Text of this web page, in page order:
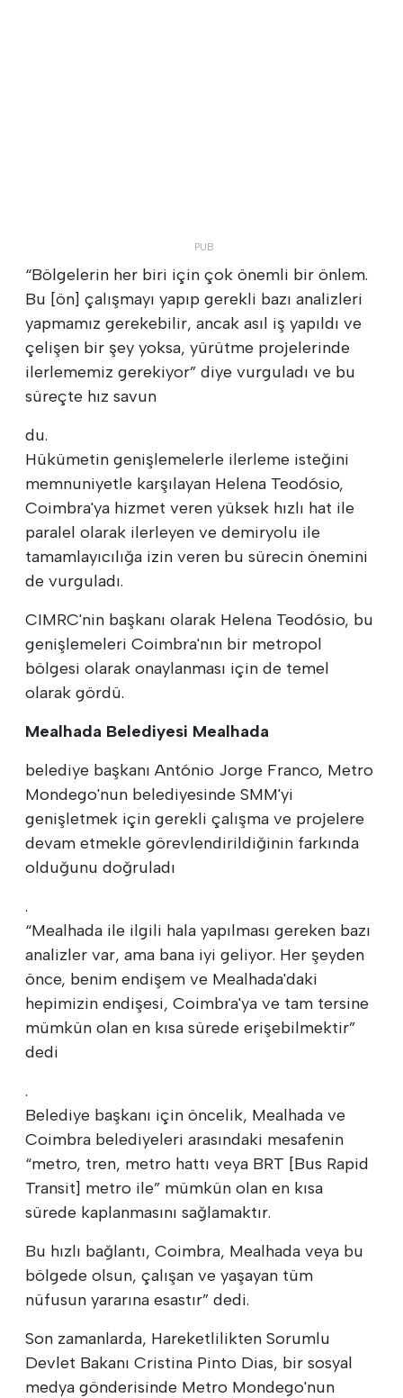
“Bölgelerin her biri için çok önemli bir önlem.
Bu [ön] çalışmayı yapıp gerekli bazı analizleri
yapmamız gerekebilir, ancak asıl iş yapıldı ve
çelişen bir şey yoksa, yürütme projelerinde
ilerlememiz gerekiyor” diye vurguladı ve bu
süreçte hız savun
du.
Hükümetin genişlemelerle ilerleme isteğini
memnuniyetle karşılayan Helena Teodósio,
Coimbra'ya hizmet veren yüksek hızlı hat ile
paralel olarak ilerleyen ve demiryolu ile
tamamlayıcılığa izin veren bu sürecin önemini
de vurguladı.
CIMRC'nin başkanı olarak Helena Teodósio, bu
genişlemeleri Coimbra'nın bir metropol
bölgesi olarak onaylanması için de temel
olarak gördü.
Mealhada Belediyesi Mealhada
belediye başkanı António Jorge Franco, Metro
Mondego'nun belediyesinde SMM'yi
genişletmek için gerekli çalışma ve projelere
devam etmekle görevlendirildiğinin farkında
olduğunu doğruladı
.
“Mealhada ile ilgili hala yapılması gereken bazı
analizler var, ama bana iyi geliyor. Her şeyden
önce, benim endişem ve Mealhada'daki
hepimizin endişesi, Coimbra'ya ve tam tersine
mümkün olan en kısa sürede erişebilmektir”
dedi
.
Belediye başkanı için öncelik, Mealhada ve
Coimbra belediyeleri arasındaki mesafenin
“metro, tren, metro hattı veya BRT [Bus Rapid
Transit] metro ile” mümkün olan en kısa
sürede kaplanmasını sağlamaktır.
Bu hızlı bağlantı, Coimbra, Mealhada veya bu
bölgede olsun, çalışan ve yaşayan tüm
nüfusun yararına esastır” dedi.
Son zamanlarda, Hareketlilikten Sorumlu
Devlet Bakanı Cristina Pinto Dias, bir sosyal
medya gönderisinde Metro Mondego'nun